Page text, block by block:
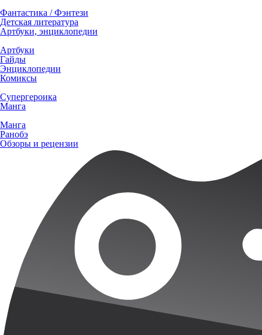
Фантастика / Фэнтези
Детская литература
Артбуки, энциклопедии
Артбуки
Гайды
Энциклопедии
Комиксы
Супергероика
Манга
Манга
Ранобэ
Обзоры и рецензии